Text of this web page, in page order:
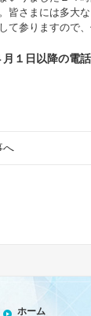
皆さまには多大
て参りますので
月１日以降の電
へ
ホーム